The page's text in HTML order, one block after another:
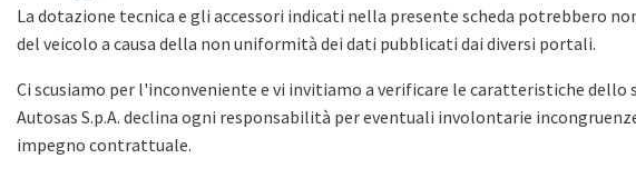
La dotazione tecnica e gli accessori indicati nella presente scheda potrebbero
del veicolo a causa della non uniformità dei dati pubblicati dai diversi portali.
Ci scusiamo per l'inconveniente e vi invitiamo a verificare le caratteristiche dello
Autosas S.p.A. declina ogni responsabilità per eventuali involontarie
impegno contrattuale.